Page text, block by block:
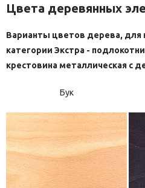
Цвета деревянных
Варианты цветов дерева, для
категории Экстра -
крестовина металлическая с
Бук